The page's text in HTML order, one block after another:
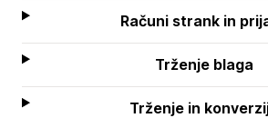
Računi strank in
Trženje blaga
Trženje in